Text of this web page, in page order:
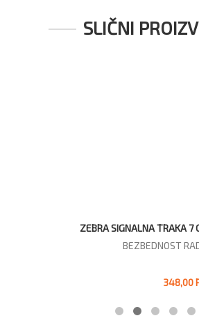
SLIČNI
ZEBRA SIGNALNA TRAKA 7 CM X
BEZBEDNOST RADNOG
348,00 RSD